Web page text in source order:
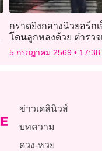
กราดยิงกลางนิวยอร์ก
โดนลูกหลงด้วย ตำรว
5 กรกฎาคม 2569 17:38
ข่าวเดลินิวส์
บทความ
ดวง-หวย